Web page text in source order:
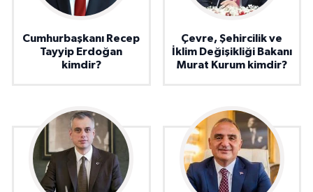
Cumhurbaşkanı Recep
Tayyip Erdoğan
kimdir?
Çevre, Şehircilik ve
İklim Değişikliği Bakanı
Murat Kurum kimdir?